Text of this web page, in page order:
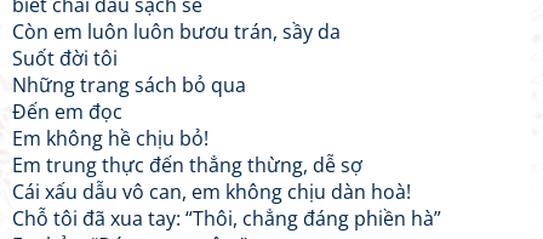
Còn em luôn luôn bươu trán, sầy da
Suốt đời tôi
Những trang sách bỏ qua
Đến em đọc
Em không hề chịu bỏ!
Em trung thực đến thẳng thừng, dễ sợ
Cái xấu dẫu vô can, em không chịu dàn hoà!
Chỗ tôi đã xua tay: “Thôi, chẳng đáng phiền hà”